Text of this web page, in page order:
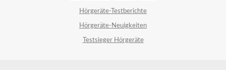
Hörgeräte-Testberichte
Hörgeräte-Neuigkeiten
Testsieger Hörgeräte